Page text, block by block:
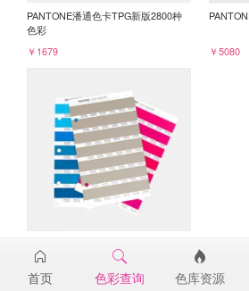
PANTONE潘通色卡TPG新版2800种
色彩
￥1679
￥5080
16-1106TPG
￥98
首页 色彩查询 色库资源